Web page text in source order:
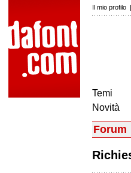
Il mio profilo |
Temi
Novità
Forum